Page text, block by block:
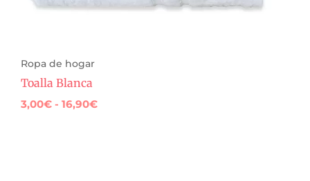
Ropa de hogar
Toalla Blanca
3,00€ - 16,90€